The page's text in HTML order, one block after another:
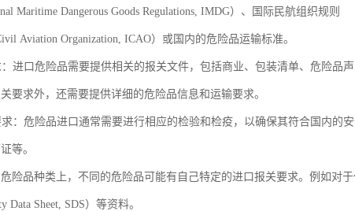
Maritime Dangerous Goods Regulations, IMDG）、国际民航组织规则
Aviation Organization, ICAO）或国内的危险品运输标准。
进口危险品需要提供相关的报关文件，包括商业、包装清单、危险品
要求外，还需要提供详细的危险品信息和运输要求。
：危险品进口通常需要进行相应的检验和检疫，以确保其符合国内的
等。
险品种类上，不同的危险品可能有自己特定的进口报关要求。例如对
Data Sheet, SDS）等资料。